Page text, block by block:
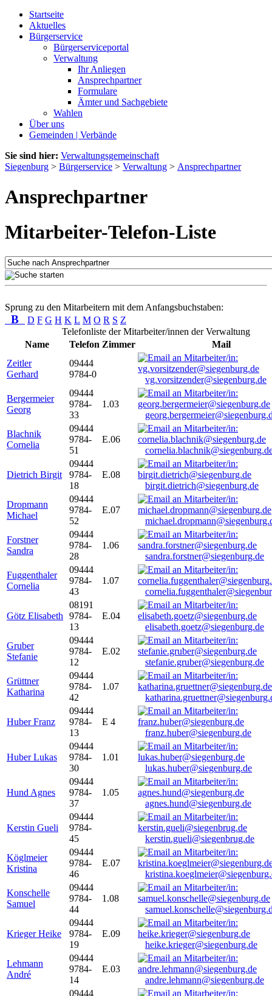
Startseite
Aktuelles
Bürgerservice
Bürgerserviceportal
Verwaltung
Ihr Anliegen
Ansprechpartner
Formulare
Ämter und Sachgebiete
Wahlen
Über uns
Gemeinden | Verbände
Sie sind hier: Verwaltungsgemeinschaft
Siegenburg > Bürgerservice > Verwaltung > Ansprechpartner
Ansprechpartner
Mitarbeiter-Telefon-Liste
Sprung zu den Mitarbeitern mit dem Anfangsbuchstaben:
B D F G H K L M O R S Z
Telefonliste der Mitarbeiter/innen der Verwaltung
Name
Telefon Zimmer
Mail
Zeitler
Gerhard
09444
9784-0
vg.vorsitzender@siegenburg.de
Bergermeier
Georg
09444
9784-
33
1.03
Blachnik
Cornelia
09444
9784-
51
E.06
Dietrich Birgit
09444
9784-
18
E.08
birgit.dietrich@siegenburg.de
Dropmann
Michael
09444
9784-
52
E.07
Forstner
Sandra
09444
9784-
28
1.06
sandra.forstner@siegenburg.de
Fuggenthaler
Cornelia
09444
9784-
43
1.07
Götz Elisabeth
08191
9784-
13
E.04
elisabeth.goetz@siegenburg.de
Gruber
Stefanie
09444
9784-
12
E.02
stefanie.gruber@siegenburg.de
Grüttner
Katharina
09444
9784-
42
1.07
Huber Franz
09444
9784-
13
E 4
franz.huber@siegenburg.de
Huber Lukas
09444
9784-
30
1.01
lukas.huber@siegenburg.de
Hund Agnes
09444
9784-
37
1.05
agnes.hund@siegenburg.de
Kerstin Gueli
09444
9784-
45
kerstin.gueli@siegenbrug.de
Köglmeier
Kristina
09444
9784-
46
E.07
Konschelle
Samuel
09444
9784-
44
1.08
Krieger Heike
09444
9784-
19
E.09
heike.krieger@siegenburg.de
Lehmann
André
09444
9784-
14
E.03
andre.lehmann@siegenburg.de
09444